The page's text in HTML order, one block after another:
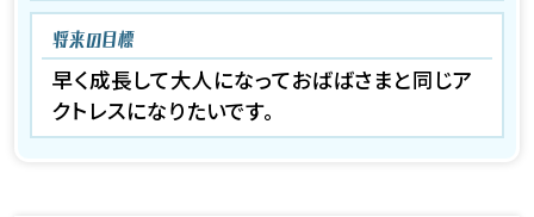
将来の目標
早く成長して大人になっておばばさまと同じア
クトレスになりたいです。